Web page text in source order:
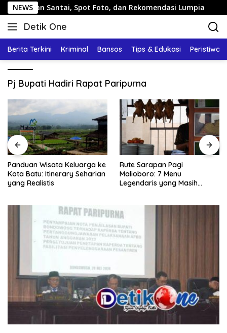
Langsung
ke
konten
NEWS
Jalan Santai, Spot Foto, dan Rekomendasi Lumpia
Detik One
Tajam
Fakta
Berita Terkini Kriminal Bansos Tips & Edukasi Peristiwa
Pj Bupati Hadiri Rapat Paripurna
Panduan Wisata Keluarga ke
Kota Batu: Itinerary Seharian
yang Realistis
Rute Sarapan Pagi
Malioboro: 7 Menu
Legendaris yang Masih